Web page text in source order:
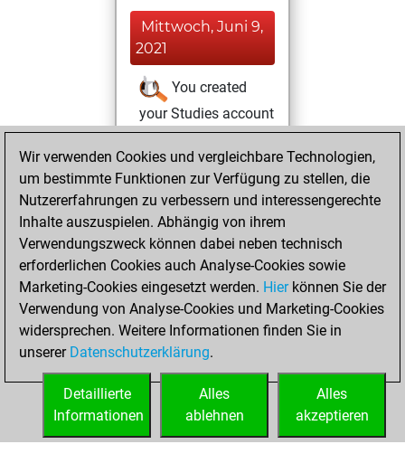
Mittwoch, Juni 9,
2021
You created
your Studies account
Studies
Sonntag,
Januar 10, 2021
You won
against Fritz
Fritz
You achieved a
BeautyScore of 2
You achieved a
new Elo of 1609
You created
your Fritz account
Wir verwenden Cookies und vergleichbare Technologien,
um bestimmte Funktionen zur Verfügung zu stellen, die
Nutzererfahrungen zu verbessern und interessengerechte
Inhalte auszuspielen. Abhängig von ihrem
Verwendungszweck können dabei neben technisch
erforderlichen Cookies auch Analyse-Cookies sowie
Marketing-Cookies eingesetzt werden. Hierkönnen Sie der
Verwendung von Analyse-Cookies und Marketing-Cookies
widersprechen. Weitere Informationen finden Sie in
unserer Datenschutzerklärung.
Alles
akzeptieren
Alles
ablehnen
Detaillierte
Informationen